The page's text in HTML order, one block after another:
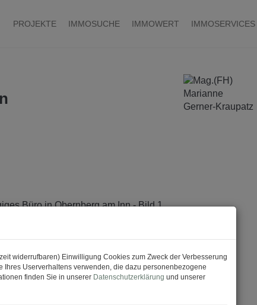
PROJEKTE IMMOSUCHE IMMOWERT IMMOSERVICES
widerrufbaren) Einwilligung Cookies zum Zweck der Verbesserung
Ihres Userverhaltens verwenden, die dazu personenbezogene
finden Sie in unserer Datenschutzerklärung und unserer